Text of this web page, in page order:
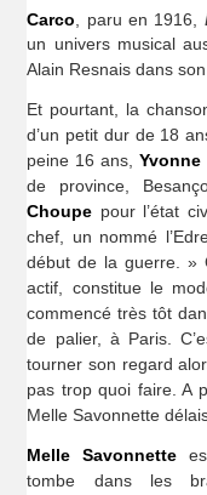
Carco , paru en 1916,
un univers musical
Alain Resnais dans
Et pourtant, la
d’un petit dur de 18
peine 16 ans,
de province,
Choupe pour l’état
chef, un nommé
début de la guerre. »
actif, constitue le
commencé très tôt
de palier, à Paris.
tourner son regard
pas trop quoi faire. A
Melle Savonnette
Melle Savonnette
tombe dans les